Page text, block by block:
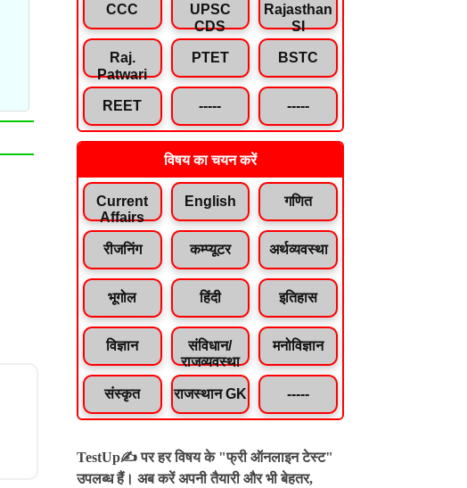
CCC
UPSC
CDS
Rajasthan
SI
Raj.
Patwari
PTET BSTC
REET ----- -----
विषय का चयन करें
Current
Affairs
English गणित
रीजनिंग कम्प्यूटर अर्थव्यवस्था
भूगोल हिंदी इतिहास
विज्ञान
संविधान/
राजव्यवस्था
मनोविज्ञान
संस्कृत राजस्थान GK -----
TestUp✍️ पर हर विषय के "फ्री ऑनलाइन टेस्ट"
उपलब्ध हैं। अब करें अपनी तैयारी और भी बेहतर,